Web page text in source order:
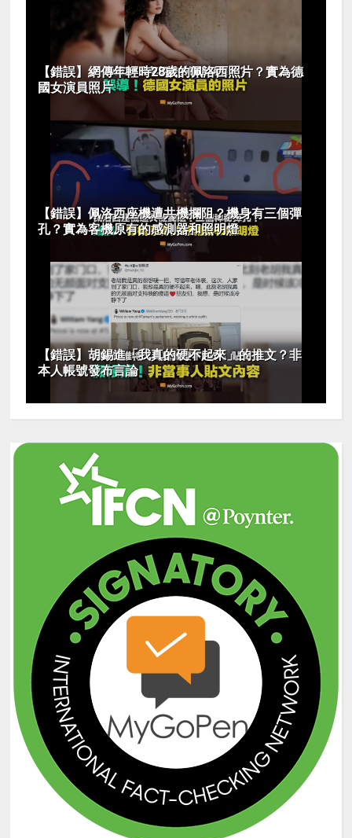
【錯誤】網傳年輕時28歲的佩洛西照片？實為德
國女演員照片
【錯誤】佩洛西座機遭共機攔阻？機身有三個彈
孔？實為客機原有的感測器和照明燈
【錯誤】胡錫進「我真的硬不起來」的推文？非
本人帳號發布言論